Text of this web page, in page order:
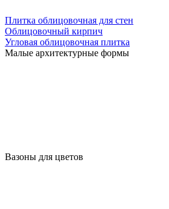
Плитка облицовочная для стен
Облицовочный кирпич
Угловая облицовочная плитка
Малые архитектурные формы
Вазоны для цветов